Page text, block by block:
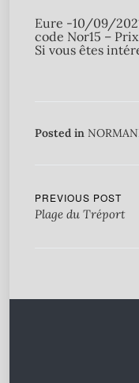
Eure -10/09/
code Nor15 –
Si vous êtes
Posted in
PREVIOUS POST
Plage du Tréport